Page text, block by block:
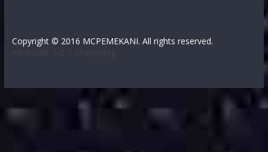
Copyright © 2016 MCPEMEKANI. All rights reserved.